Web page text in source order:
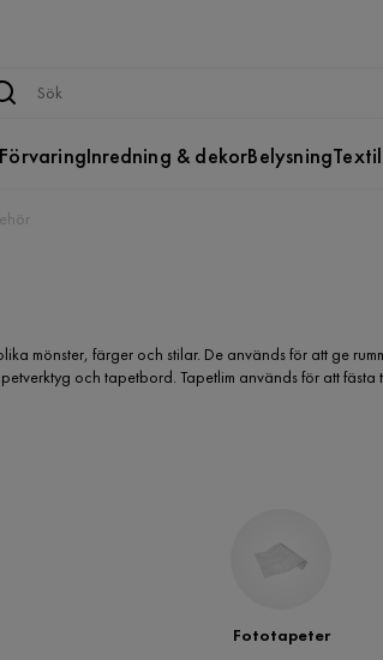
FörvaringInredning & dekorBelysning
mönster, färger och stilar. De används för att ge
och tapetbord. Tapetlim används för att
är en praktisk yta där tapeten kan förberedas
Fototapeter